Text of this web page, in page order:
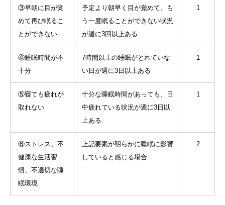
③早朝に目が覚
めて再び眠るこ
とができない
予定より朝早く目が覚めて、も
う一度眠ることができない状況
が週に3回以上ある
1
④睡眠時間が不
十分
7時間以上の睡眠がとれていな
い日が週に3日以上ある
1
⑤寝ても疲れが
取れない
十分な睡眠時間があっても、日
中疲れている状況が週に3日以
上ある
1
⑥ストレス、不
健康な生活習
慣、不適切な睡
眠環境
上記要素が明らかに睡眠に影響
していると感じる場合
2